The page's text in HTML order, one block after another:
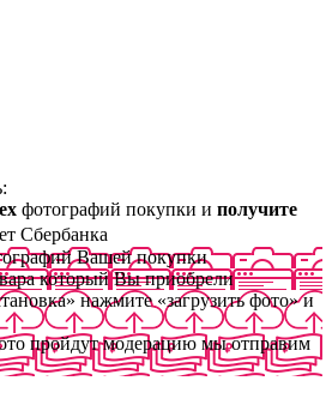
фотографий покупки и получите
Сбербанка
Вашей покупки
который Вы приобрели
нажмите «загрузить фото» и
пройдут модерацию мы отправим